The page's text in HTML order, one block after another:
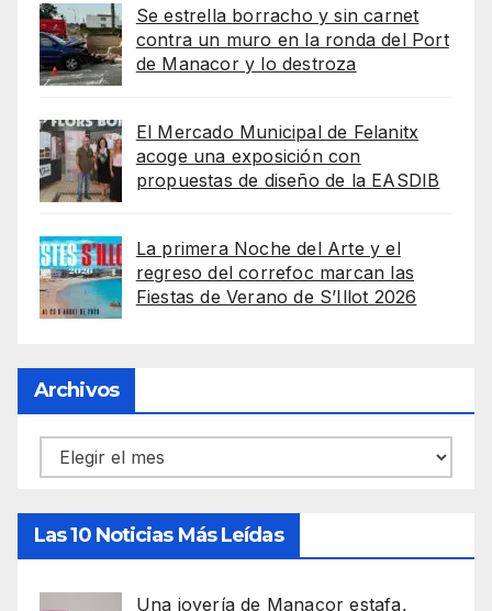
Se estrella borracho y sin carnet
contra un muro en la ronda del Port
de Manacor y lo destroza
El Mercado Municipal de Felanitx
acoge una exposición con
propuestas de diseño de la EASDIB
La primera Noche del Arte y el
regreso del correfoc marcan las
Fiestas de Verano de S’Illot 2026
Archivos
Archivos
Las 10 Noticias Más Leídas
Una joyería de Manacor estafa,